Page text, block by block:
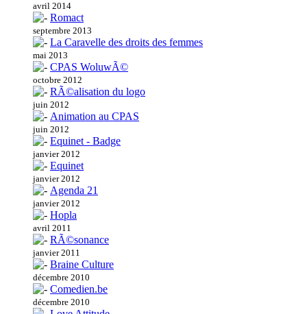
avril 2014
Romact
septembre 2013
La Caravelle des droits des femmes
mai 2013
CPAS WoluwÃ©
octobre 2012
RÃ©alisation du logo
juin 2012
Animation au CPAS
juin 2012
Equinet - Badge
janvier 2012
Equinet
janvier 2012
Agenda 21
janvier 2012
Hopla
avril 2011
RÃ©sonance
janvier 2011
Braine Culture
décembre 2010
Comedien.be
décembre 2010